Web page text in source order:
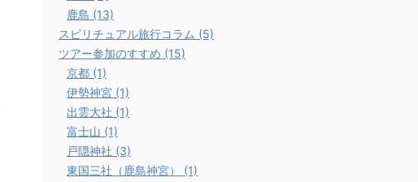
鹿島 (13)
スピリチュアル旅行コラム (5)
ツアー参加のすすめ (15)
京都 (1)
伊勢神宮 (1)
出雲大社 (1)
富士山 (1)
戸隠神社 (3)
東国三社（鹿島神宮） (1)